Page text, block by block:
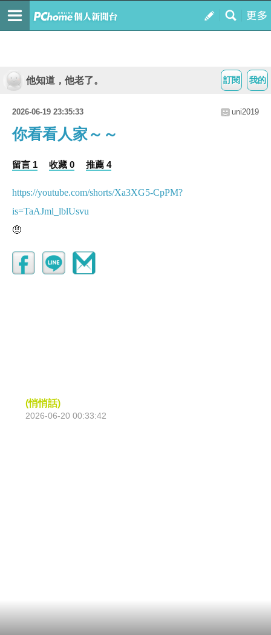
我的
訂閱
他知道，他老了。
2026-06-19 23:35:33 uni2019
你看看人家～～
留言 1 收藏 0 推薦 4
https://youtube.com/shorts/Xa3XG5-CpPM?
is=TaAJml_lblUsvu
🤨
(悄悄話)
2026-06-20 00:33:42